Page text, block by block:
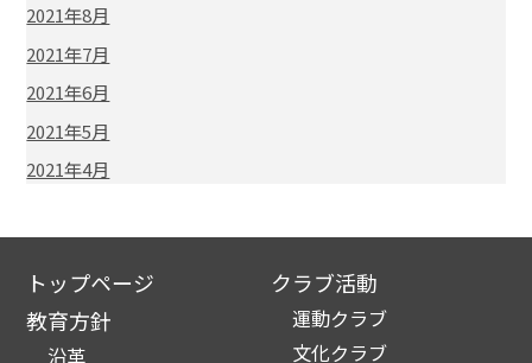
2021年8月
2021年7月
2021年6月
2021年5月
2021年4月
トップページ
教育方針
沿革
クラブ活動
運動クラブ
文化クラブ